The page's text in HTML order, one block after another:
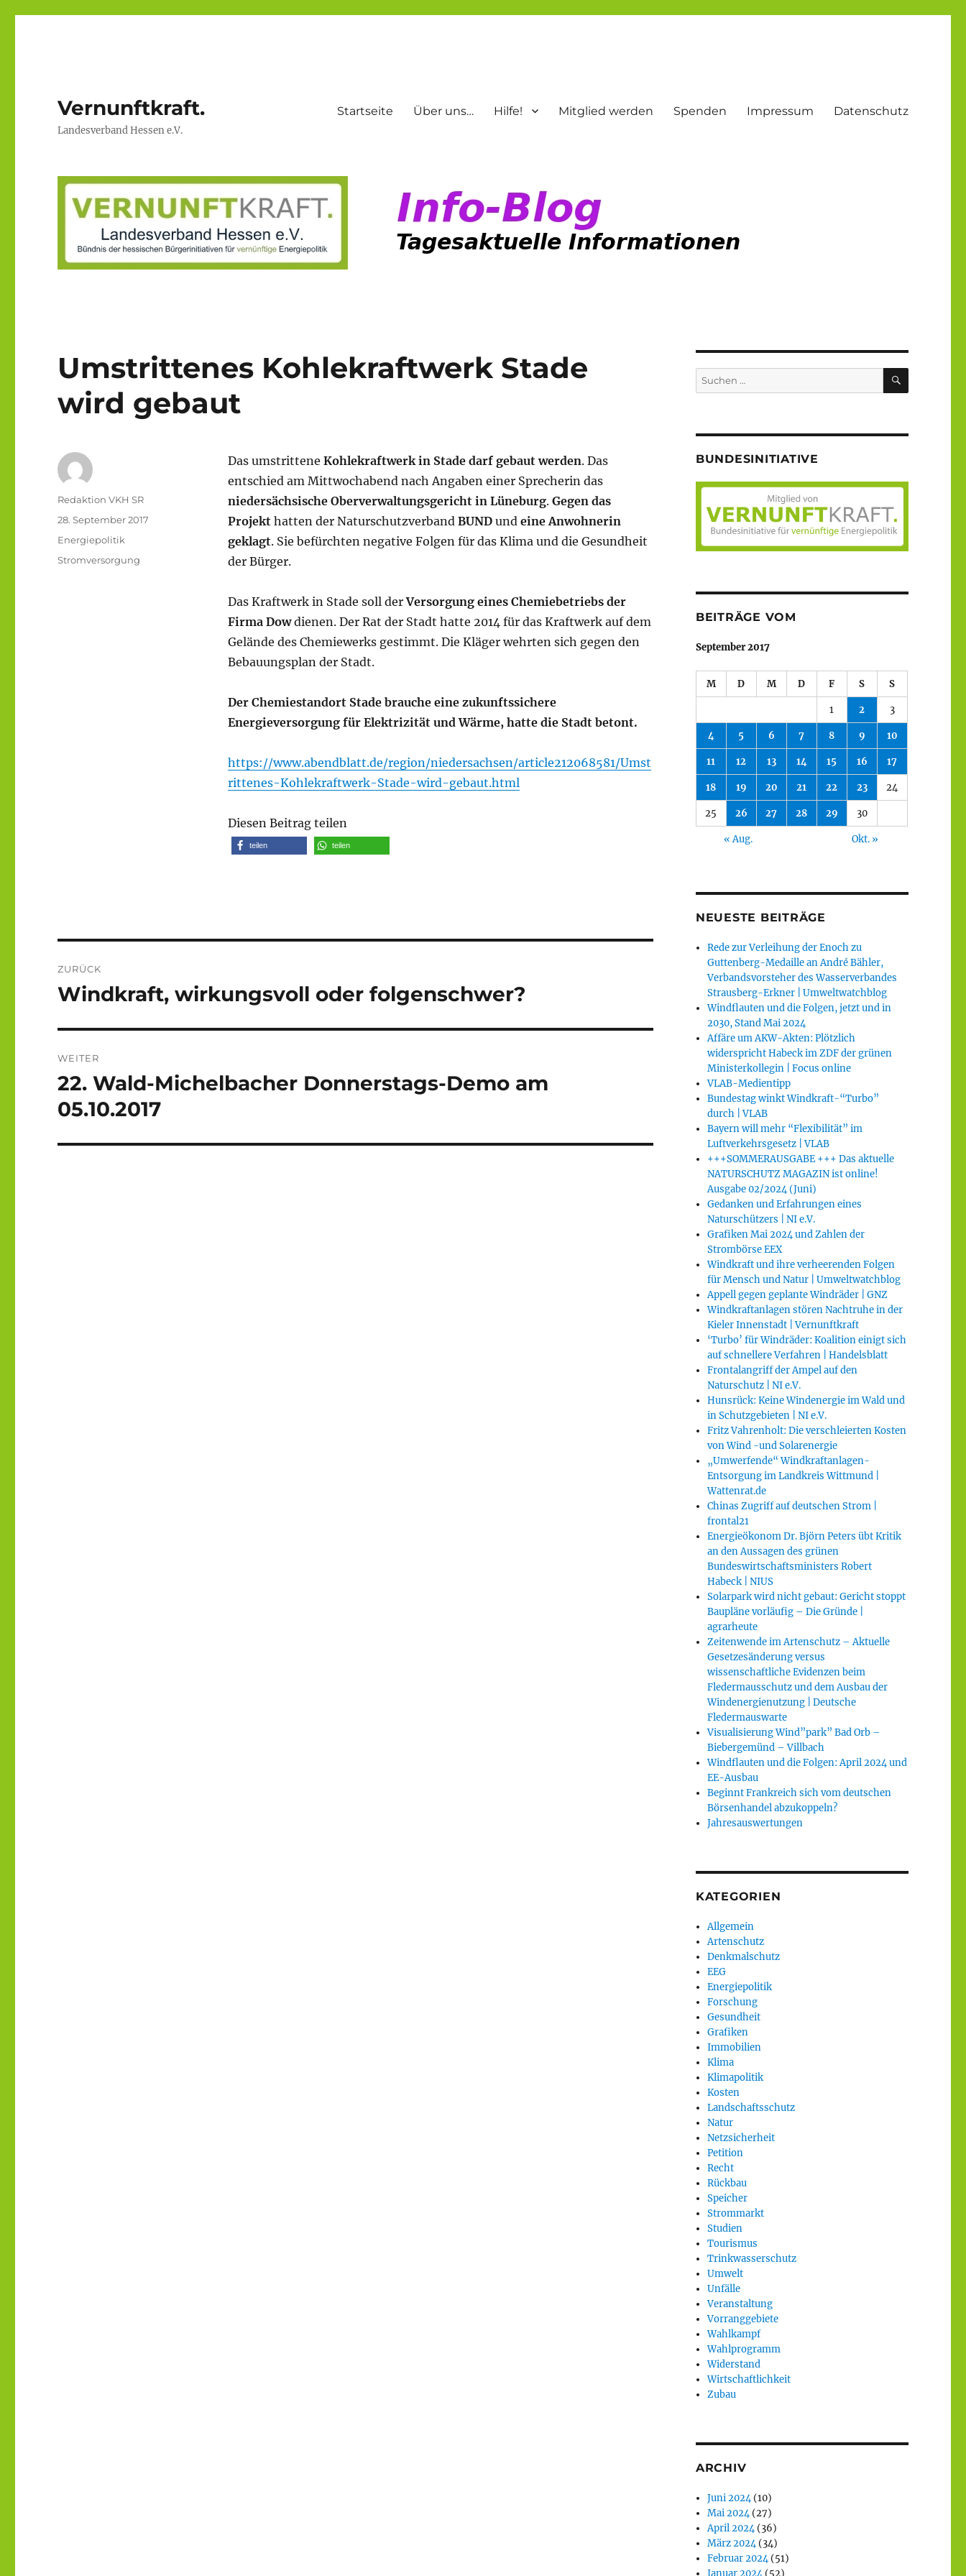
Vernunftkraft.
Landesverband Hessen e.V.
Startseite Über uns… Hilfe! Mitglied werden Spenden Impressum Datenschutz
Umstrittenes Kohlekraftwerk Stade
wird gebaut
Das umstrittene Kohlekraftwerk in Stade darf gebaut werden. Das
entschied am Mittwochabend nach Angaben einer Sprecherin das
niedersächsische Oberverwaltungsgericht in Lüneburg.Gegen das
Projekthatten der Naturschutzverband BUNDund eine Anwohnerin
geklagt. Sie befürchten negative Folgen für das Klima und die Gesundheit
der Bürger.
Das Kraftwerk in Stade soll derVersorgung eines Chemiebetriebs der
Firma Dowdienen. Der Rat der Stadt hatte 2014 für das Kraftwerk auf dem
Gelände des Chemiewerks gestimmt. Die Kläger wehrten sich gegen den
Bebauungsplan der Stadt.
Der Chemiestandort Stade brauche eine zukunftssichere
Energieversorgung für Elektrizität und Wärme, hatte die Stadt betont.
https://www.abendblatt.de/region/niedersachsen/article212068581/Umst
rittenes-Kohlekraftwerk-Stade-wird-gebaut.html
Diesen Beitrag teilen
teilen teilen
Autor
Redaktion VKH SR
Veröffentlicht
28. September 2017
Kategorien
Energiepolitik
Schlagwörter
Stromversorgung
ZURÜCK
Vorheriger
Windkraft, wirkungsvoll oder folgenschwer?
WEITER
Nächster
Beitrag:
22. Wald-Michelbacher Donnerstags-Demo am
05.10.2017
Suche
nach:
SUCHEN
BUNDESINITIATIVE
BEITRÄGE VOM
September 2017
M D M D F S S
1 2 3
4 5 6 7 8 9 10
11 12 13 14 15 16 17
18 19 20 21 22 23 24
25 26 27 28 29 30
« Aug. Okt. »
NEUESTE BEITRÄGE
Rede zur Verleihung der Enoch zu
Guttenberg-Medaille an André Bähler,
Verbandsvorsteher des Wasserverbandes
Strausberg-Erkner | Umweltwatchblog
Windflauten und die Folgen, jetzt und in
2030, Stand Mai 2024
Affäre um AKW-Akten: Plötzlich
widerspricht Habeck im ZDF der grünen
Ministerkollegin | Focus online
VLAB-Medientipp
Bundestag winkt Windkraft-“Turbo”
durch | VLAB
Bayern will mehr “Flexibilität” im
Luftverkehrsgesetz | VLAB
+++SOMMERAUSGABE +++ Das aktuelle
NATURSCHUTZ MAGAZIN ist online!
Ausgabe 02/2024 (Juni)
Gedanken und Erfahrungen eines
Naturschützers | NI e.V.
Grafiken Mai 2024 und Zahlen der
Strombörse EEX
Windkraft und ihre verheerenden Folgen
für Mensch und Natur | Umweltwatchblog
Appell gegen geplante Windräder | GNZ
Windkraftanlagen stören Nachtruhe in der
Kieler Innenstadt | Vernunftkraft
‘Turbo’ für Windräder: Koalition einigt sich
auf schnellere Verfahren | Handelsblatt
Frontalangriff der Ampel auf den
Naturschutz | NI e.V.
Hunsrück: Keine Windenergie im Wald und
in Schutzgebieten | NI e.V.
Fritz Vahrenholt: Die verschleierten Kosten
von Wind -und Solarenergie
„Umwerfende“ Windkraftanlagen-
Entsorgung im Landkreis Wittmund |
Wattenrat.de
Chinas Zugriff auf deutschen Strom |
frontal21
Energieökonom Dr. Björn Peters übt Kritik
an den Aussagen des grünen
Bundeswirtschaftsministers Robert
Habeck | NIUS
Solarpark wird nicht gebaut: Gericht stoppt
Baupläne vorläufig – Die Gründe |
agrarheute
Zeitenwende im Artenschutz – Aktuelle
Gesetzesänderung versus
wissenschaftliche Evidenzen beim
Fledermausschutz und dem Ausbau der
Windenergienutzung | Deutsche
Fledermauswarte
Visualisierung Wind”park” Bad Orb –
Biebergemünd – Villbach
Windflauten und die Folgen: April 2024 und
EE-Ausbau
Beginnt Frankreich sich vom deutschen
Börsenhandel abzukoppeln?
Jahresauswertungen
KATEGORIEN
Allgemein
Artenschutz
Denkmalschutz
EEG
Energiepolitik
Forschung
Gesundheit
Grafiken
Immobilien
Klima
Klimapolitik
Kosten
Landschaftsschutz
Natur
Netzsicherheit
Petition
Recht
Rückbau
Speicher
Strommarkt
Studien
Tourismus
Trinkwasserschutz
Umwelt
Unfälle
Veranstaltung
Vorranggebiete
Wahlkampf
Wahlprogramm
Widerstand
Wirtschaftlichkeit
Zubau
ARCHIV
Juni 2024(10)
Mai 2024(27)
April 2024(36)
März 2024(34)
Februar 2024(51)